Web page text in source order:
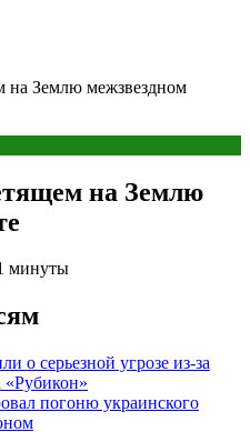
на Землю межзвездном
на Землю
минуты
о серьезной угрозе из-за
«Рубикон»
погоню украинского